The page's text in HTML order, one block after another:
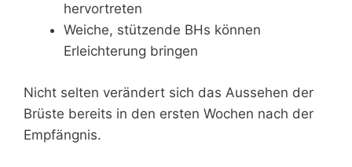
hervortreten
Weiche, stützende BHs können
Erleichterung bringen
Nicht selten verändert sich das Aussehen der
Brüste bereits in den ersten Wochen nach der
Empfängnis.